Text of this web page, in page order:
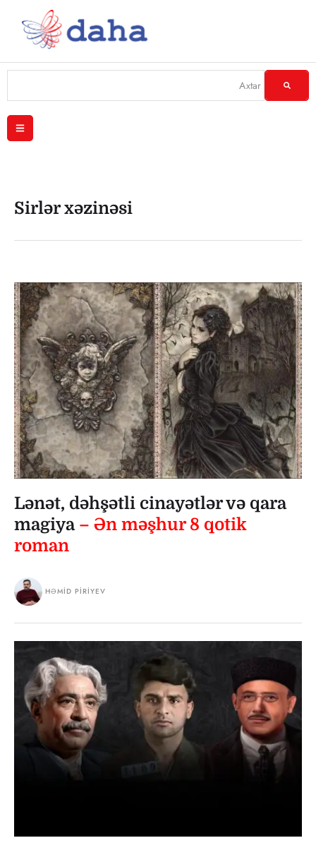
Sirlər xəzinəsi
Lənət, dəhşətli cinayətlər və qara
magiya – Ən məşhur 8 qotik
roman
HƏMID PIRIYEV